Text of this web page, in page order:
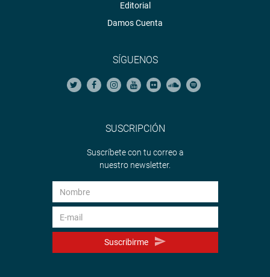
Editorial
Damos Cuenta
SÍGUENOS
SUSCRIPCIÓN
Suscríbete con tu correo a
nuestro newsletter.
Suscribirme